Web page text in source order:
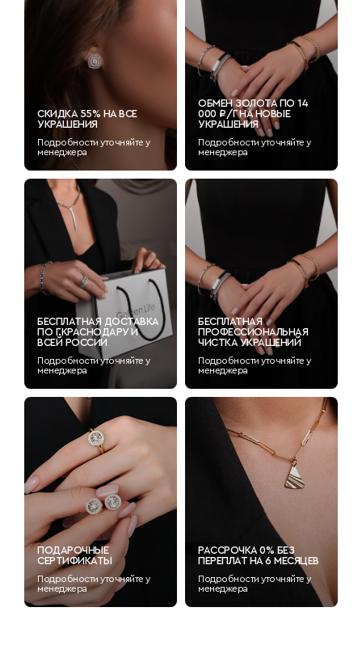
СКИДКА 55% НА ВСЕ
УКРАШЕНИЯ
Подробности уточняйте у
менеджера
ОБМЕН ЗОЛОТА ПО 14
000 ₽/Г НА НОВЫЕ
УКРАШЕНИЯ
Подробности уточняйте у
менеджера
БЕСПЛАТНАЯ ДОСТАВКА
ПО Г.КРАСНОДАРУ И
ВСЕЙ РОССИИ
Подробности уточняйте у
менеджера
БЕСПЛАТНАЯ
ПРОФЕССИОНАЛЬНАЯ
ЧИСТКА УКРАШЕНИЙ
Подробности уточняйте у
менеджера
ПОДАРОЧНЫЕ
СЕРТИФИКАТЫ
Подробности уточняйте у
менеджера
РАССРОЧКА 0% БЕЗ
ПЕРЕПЛАТ НА 6 МЕСЯЦЕВ
Подробности уточняйте у
менеджера